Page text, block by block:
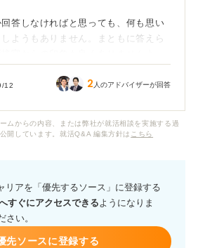
答しなければと思っても、何も思い
ようもありません。まともに答えら
接官からの印象も良くありませんよ
12 2 人のアドバイザーが回答
ムからの内容、または弊社が就活相談を実施する過
開しています。就活Q&A 編集方針は こちら
リアを「優先するソース」に登録する
すぐにアクセスできるようになりま
さい。
先ソースに登録する